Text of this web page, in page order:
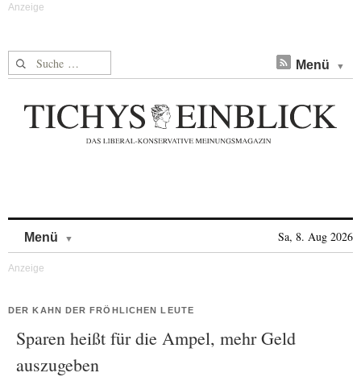
Suche nach: Menü
Menü Sa, 8. Aug 2026
DER KAHN DER FRÖHLICHEN LEUTE
Sparen heißt für die Ampel, mehr Geld
auszugeben